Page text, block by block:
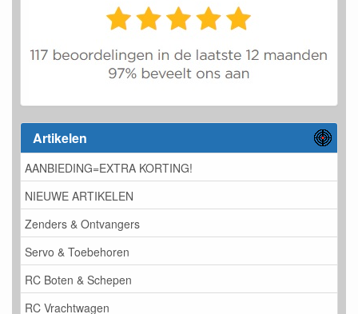
Artikelen
AANBIEDING=EXTRA KORTING!
NIEUWE ARTIKELEN
Zenders & Ontvangers
Servo & Toebehoren
RC Boten & Schepen
RC Vrachtwagen